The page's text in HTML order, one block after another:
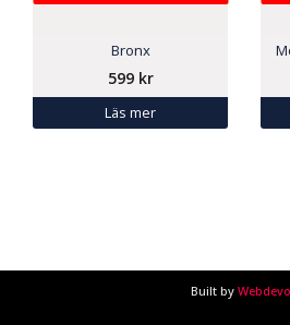
Bronx
599 kr
Läs mer
Built by